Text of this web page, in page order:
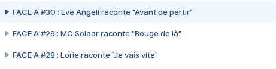
FACE A #30 : Eve Angeli raconte "Avant de partir"
FACE A #29 : MC Solaar raconte "Bouge de là"
FACE A #28 : Lorie raconte "Je vais vite"